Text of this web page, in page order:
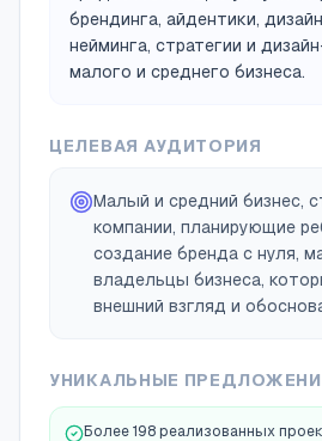
брендинга, айдентики,
нейминга, стратегии и
малого и среднего бизнеса.
ЦЕЛЕВАЯ АУДИТОРИЯ
Малый и средний бизнес,
компании, планирующие
создание бренда с нуля,
владельцы бизнеса,
внешний взгляд и
УНИКАЛЬНЫЕ
Более 198 реализованных